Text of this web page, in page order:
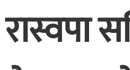
रास्वपा